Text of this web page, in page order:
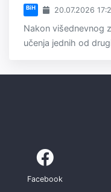
BiH 20.07.2026
Nakon višednevnog
učenja jednih od
Facebook